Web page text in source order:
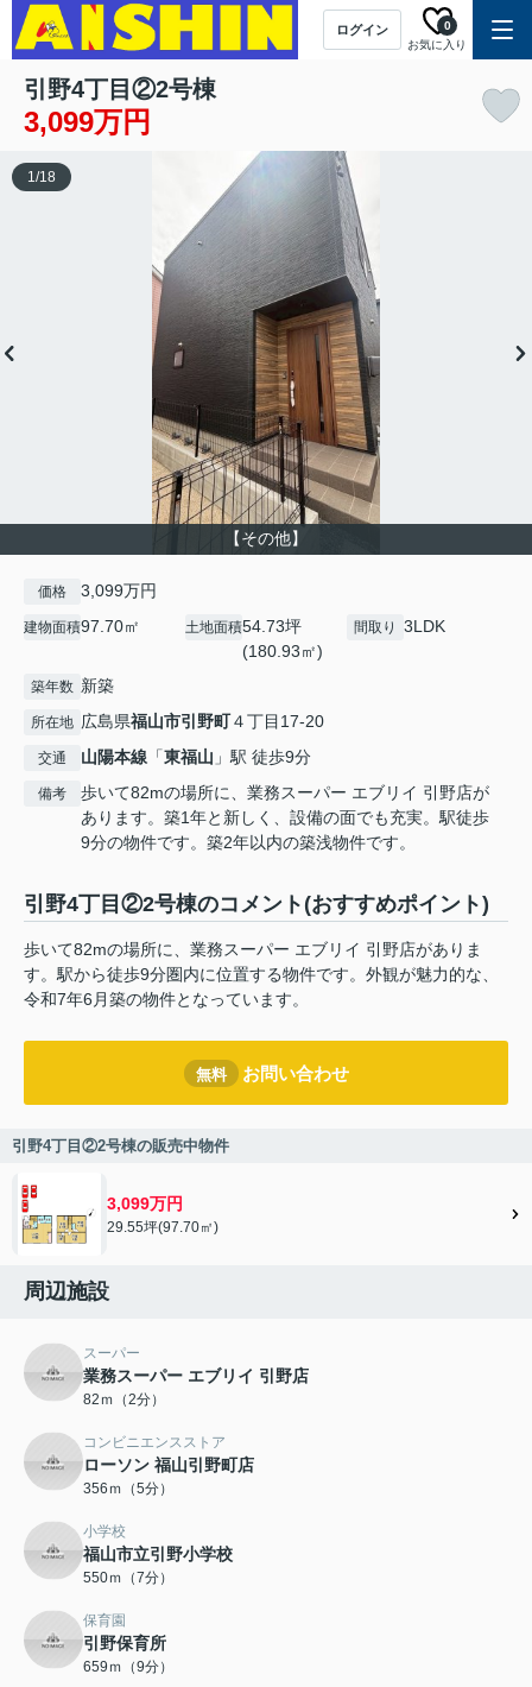
ログイン
お気に入り
0
引野4丁目②2号棟
3,099万円
【その他】
1/18
価格 3,099万円
建物面積97.70㎡ 土地面積54.73坪
(180.93㎡)
間取り 3LDK
築年数 新築
所在地 広島県福山市引野町４丁目17-20
交通 山陽本線 「東福山 」駅 徒歩9分
備考
歩いて82mの場所に、業務スーパー エブリイ 引野店が
あります。築1年と新しく、設備の面でも充実。駅徒歩
9分の物件です。築2年以内の築浅物件です。
引野4丁目②2号棟のコメント(おすすめポイント)
歩いて82mの場所に、業務スーパー エブリイ 引野店がありま
す。駅から徒歩9分圏内に位置する物件です。外観が魅力的な、
令和7年6月築の物件となっています。
無料 お問い合わせ
引野4丁目②2号棟の販売中物件
3,099万円
29.55坪(97.70㎡)
周辺施設
スーパー
業務スーパー エブリイ 引野店
82ｍ（2分）
コンビニエンスストア
ローソン 福山引野町店
356ｍ（5分）
小学校
福山市立引野小学校
550ｍ（7分）
保育園
引野保育所
659ｍ（9分）